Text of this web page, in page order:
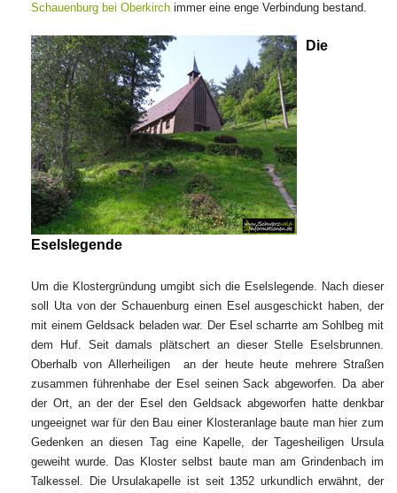
Schauenburg bei Oberkirch immer eine enge Verbindung bestand.
Die
Eselslegende
Um die Klostergründung umgibt sich die Eselslegende. Nach dieser
soll Uta von der Schauenburg einen Esel ausgeschickt haben, der
mit einem Geldsack beladen war. Der Esel scharrte am Sohlbeg mit
dem Huf. Seit damals plätschert an dieser Stelle Eselsbrunnen.
Oberhalb von Allerheiligen an der heute heute mehrere Straßen
zusammen führenhabe der Esel seinen Sack abgeworfen. Da aber
der Ort, an der der Esel den Geldsack abgeworfen hatte denkbar
ungeeignet war für den Bau einer Klosteranlage baute man hier zum
Gedenken an diesen Tag eine Kapelle, der Tagesheiligen Ursula
geweiht wurde. Das Kloster selbst baute man am Grindenbach im
Talkessel. Die Ursulakapelle ist seit 1352 urkundlich erwähnt, der